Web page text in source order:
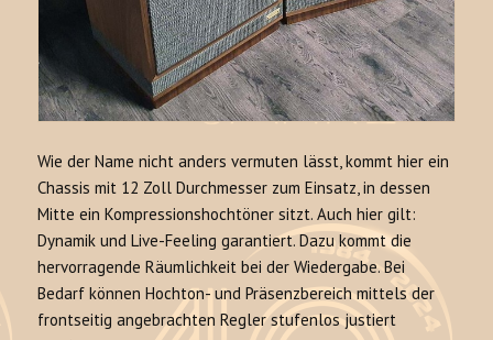
Wie der Name nicht anders vermuten lässt, kommt hier ein
Chassis mit 12 Zoll Durchmesser zum Einsatz, in dessen
Mitte ein Kompressionshochtöner sitzt. Auch hier gilt:
Dynamik und Live-Feeling garantiert. Dazu kommt die
hervorragende Räumlichkeit bei der Wiedergabe. Bei
Bedarf können Hochton- und Präsenzbereich mittels der
frontseitig angebrachten Regler stufenlos justiert